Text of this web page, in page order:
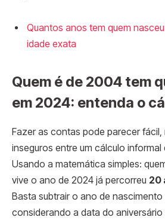
Quantos anos tem quem
idade exata
Quem é de 2004 tem
em 2024: entenda o
Fazer as contas pode parecer fácil,
inseguros entre um cálculo
Usando a matemática simples:
vive o ano de 2024 já percorreu 20
Basta subtrair o ano de
considerando a data do